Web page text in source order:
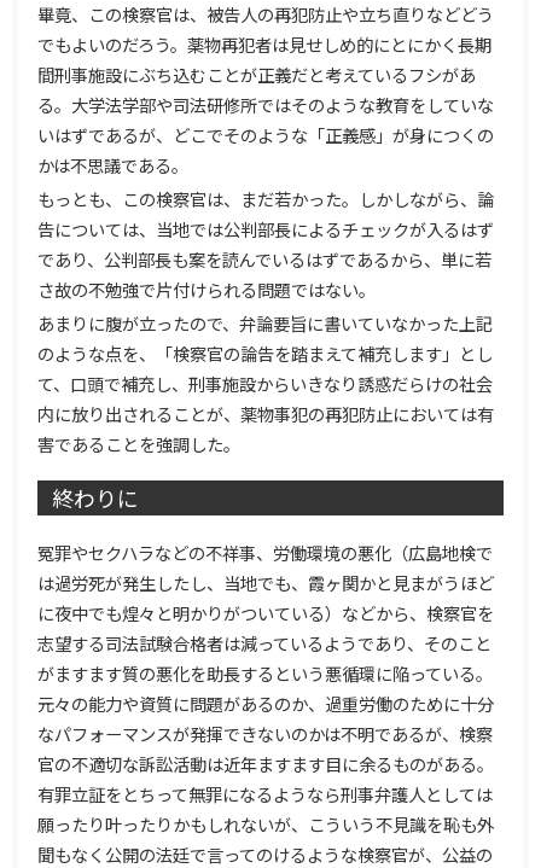
畢竟、この検察官は、被告人の再犯防止や立ち直りなどどう
でもよいのだろう。薬物再犯者は見せしめ的にとにかく長期
間刑事施設にぶち込むことが正義だと考えているフシがあ
る。大学法学部や司法研修所ではそのような教育をしていな
いはずであるが、どこでそのような「正義感」が身につくの
かは不思議である。
もっとも、この検察官は、まだ若かった。しかしながら、論
告については、当地では公判部長によるチェックが入るはず
であり、公判部長も案を読んでいるはずであるから、単に若
さ故の不勉強で片付けられる問題ではない。
あまりに腹が立ったので、弁論要旨に書いていなかった上記
のような点を、「検察官の論告を踏まえて補充します」とし
て、口頭で補充し、刑事施設からいきなり誘惑だらけの社会
内に放り出されることが、薬物事犯の再犯防止においては有
害であることを強調した。
終わりに
冤罪やセクハラなどの不祥事、労働環境の悪化（広島地検で
は過労死が発生したし、当地でも、霞ヶ関かと見まがうほど
に夜中でも煌々と明かりがついている）などから、検察官を
志望する司法試験合格者は減っているようであり、そのこと
がますます質の悪化を助長するという悪循環に陥っている。
元々の能力や資質に問題があるのか、過重労働のために十分
なパフォーマンスが発揮できないのかは不明であるが、検察
官の不適切な訴訟活動は近年ますます目に余るものがある。
有罪立証をとちって無罪になるようなら刑事弁護人としては
願ったり叶ったりかもしれないが、こういう不見識を恥も外
聞もなく公開の法廷で言ってのけるような検察官が、公益の